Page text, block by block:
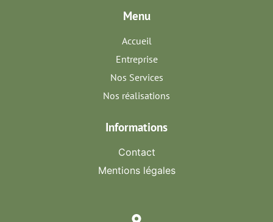
Menu
Accueil
Entreprise
Nos Services
Nos réalisations
Informations
Contact
Mentions légales